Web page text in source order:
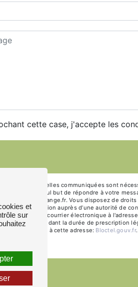
cette case, j'accepte les
personnelles communiquées sont
dans le seul but de répondre à votre
mercier569@orange.fr. Vous disposez de
une réclamation auprès d’une autorité de
ou par courrier électronique à
puis pendant la durée de prescription
disponible à cette adresse:
Bloctel.gouv.fr
et
sur